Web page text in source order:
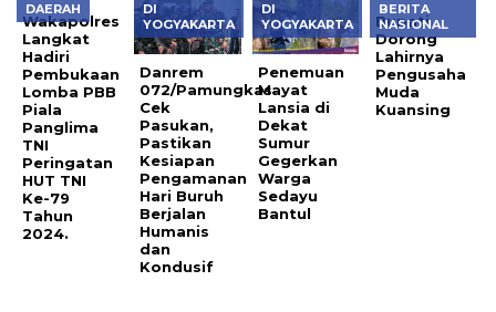
DAERAH
Wakapolres
Langkat
Hadiri
Pembukaan
Lomba PBB
Piala
Panglima
TNI
Peringatan
HUT TNI
Ke-79
Tahun
2024.
DI
YOGYAKARTA
Danrem
072/Pamungkas
Cek
Pasukan,
Pastikan
Kesiapan
Pengamanan
Hari Buruh
Berjalan
Humanis
dan
Kondusif
DI
YOGYAKARTA
Penemuan
Mayat
Lansia di
Dekat
Sumur
Gegerkan
Warga
Sedayu
Bantul
BERITA
NASIONAL
Bupati
Dorong
Lahirnya
Pengusaha
Muda
Kuansing